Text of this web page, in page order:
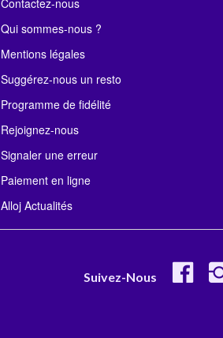
Contactez-nous
Qui sommes-nous ?
Mentions légales
Suggérez-nous un resto
Programme de fidélité
Rejoignez-nous
Signaler une erreur
Paiement en ligne
Alloj Actualités
Suivez-Nous